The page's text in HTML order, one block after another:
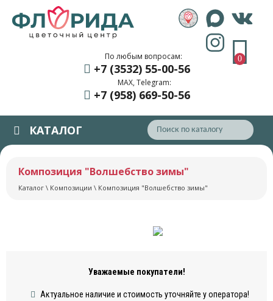
По любым вопросам:
+7 (3532) 55-00-56
MAX, Telegram:
+7 (958) 669-50-56
0
КАТАЛОГ
Композиция "Волшебство зимы"
Каталог \ Композиции \ Композиция "Волшебство зимы"
Уважаемые покупатели!
Актуальное наличие и стоимость уточняйте у оператора!